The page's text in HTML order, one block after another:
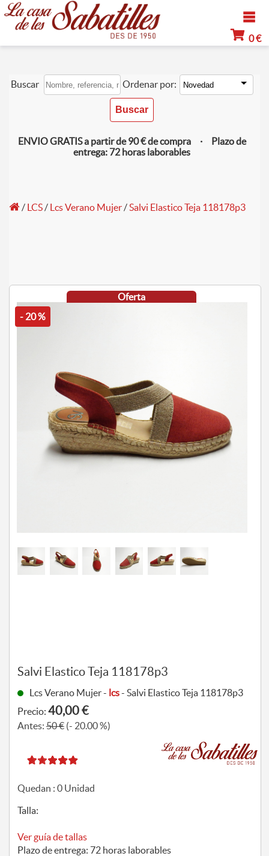
0 €
Buscar Ordenar por:
ENVIO GRATIS a partir de 90 € de compra · Plazo de
entrega: 72 horas laborables
/ LCS/ Lcs Verano Mujer/Salvi Elastico Teja 118178p3
Oferta
- 20 %
Salvi Elastico Teja 118178p3
Lcs Verano Mujer - lcs- Salvi Elastico Teja 118178p3
Precio: 40,00 €
Antes:50 €(- 20.00 %)
Quedan : 0Unidad
Talla:
Ver guía de tallas
Plazo de entrega: 72 horas laborables